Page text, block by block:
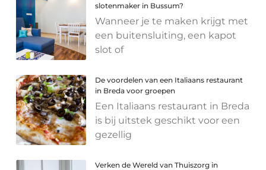
slotenmaker in Bussum?
Wanneer je te maken krijgt met
een buitensluiting, een kapot
slot of
De voordelen van een Italiaans restaurant
in Breda voor groepen
Een Italiaans restaurant in Breda
is bij uitstek geschikt voor een
gezellig
Verken de Wereld van Thuiszorg in